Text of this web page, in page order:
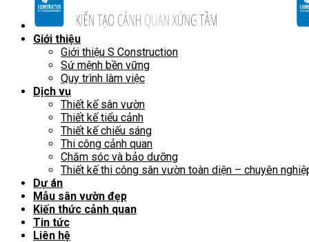
Giới thiệu
Giới thiệu S Construction
Sứ mệnh bền vững
Quy trình làm việc
Dịch vụ
Thiết kế sân vườn
Thiết kế tiểu cảnh
Thiết kế chiếu sáng
Thi công cảnh quan
Chăm sóc và bảo dưỡng
Thiết kế thi công sân vườn toàn diện – chuyên
Dự án
Mẫu sân vườn đẹp
Kiến thức cảnh quan
Tin tức
Liên hệ